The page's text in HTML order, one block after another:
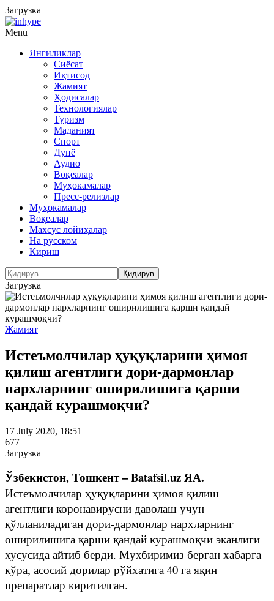
Загрузка
Menu
Янгиликлар
Сиёсат
Иқтисод
Жамият
Ҳодисалар
Технологиялар
Туризм
Маданият
Спорт
Дунё
Аудио
Воқеалар
Муҳокамалар
Пресс-релизлар
Муҳокамалар
Воқеалар
Махсус лойиҳалар
На русском
Кириш
Загрузка
Жамият
Истеъмолчилар ҳуқуқларини ҳимоя
қилиш агентлиги дори-дармонлар
нархларнинг оширилишига қарши
қандай курашмоқчи?
17 July 2020, 18:51
677
Загрузка
Ўзбекистон, Тошкент – Batafsil.uz ЯА.
Истеъмолчилар ҳуқуқларини ҳимоя қилиш
агентлиги коронавирусни даволаш учун
қўлланиладиган дори-дармонлар нархларнинг
оширилишига қарши қандай курашмоқчи эканлиги
хусусида айтиб берди. Мухбиримиз берган хабарга
кўра, асосий дорилар рўйхатига 40 га яқин
препаратлар киритилган.